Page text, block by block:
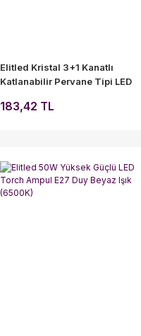
Elitled Kristal 3+1 Kanatlı
Katlanabilir Pervane Tipi LED
183,42 TL